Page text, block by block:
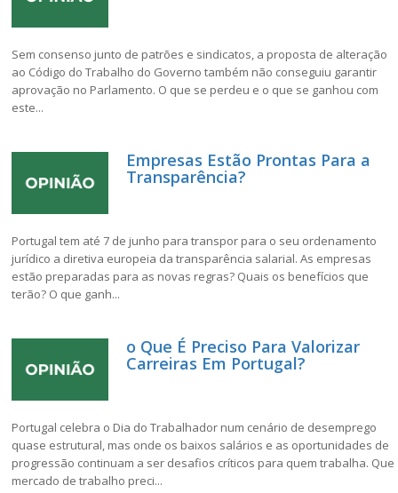
Sem consenso junto de patrões e sindicatos, a proposta de alteração
ao Código do Trabalho do Governo também não conseguiu garantir
aprovação no Parlamento. O que se perdeu e o que se ganhou com
este...
Empresas Estão Prontas Para a
Transparência?
Portugal tem até 7 de junho para transpor para o seu ordenamento
jurídico a diretiva europeia da transparência salarial. As empresas
estão preparadas para as novas regras? Quais os benefícios que
terão? O que ganh...
o Que É Preciso Para Valorizar
Carreiras Em Portugal?
Portugal celebra o Dia do Trabalhador num cenário de desemprego
quase estrutural, mas onde os baixos salários e as oportunidades de
progressão continuam a ser desafios críticos para quem trabalha. Que
mercado de trabalho preci...